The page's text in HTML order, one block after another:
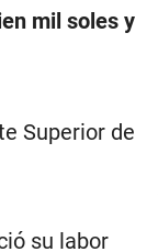
mil soles y
Superior de
su labor